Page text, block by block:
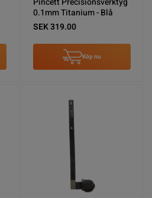
0.1mm Titanium - Blå
SEK 319.00
Köp nu